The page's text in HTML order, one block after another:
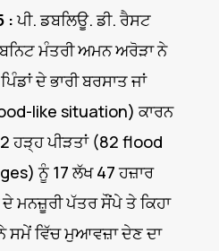
:ਪੀ. ਡਬਲਿਊ. ਡੀ. ਰੈਸਟ
ਮੰਤਰੀ ਅਮਨ ਅਰੋੜਾ ਨੇ
ਦੇ ਭਾਰੀ ਬਰਸਾਤ ਜਾਂ
like situation) ਕਾਰਨ
ਹੜ੍ਹ ਪੀੜਤਾਂ (82 flood
ਨੂੰ 17 ਲੱਖ 47 ਹਜ਼ਾਰ
ਮਨਜ਼ੂਰੀ ਪੱਤਰ ਸੌਂਪੇ ਤੇ ਕਿਹਾ
ਸਮੇਂ ਵਿੱਚ ਮੁਆਵਜ਼ਾ ਦੇਣ ਦਾ